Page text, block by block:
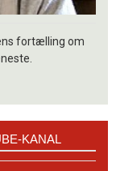
fortælling om
KANAL